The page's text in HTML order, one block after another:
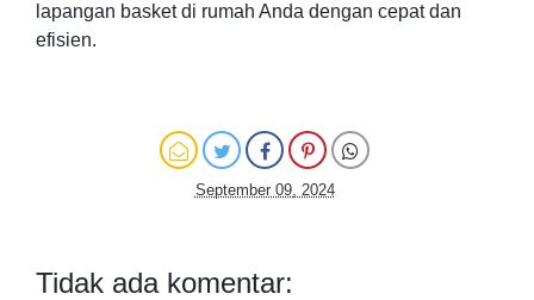
lapangan basket di rumah Anda dengan cepat dan
efisien.
September 09, 2024
Tidak ada komentar: